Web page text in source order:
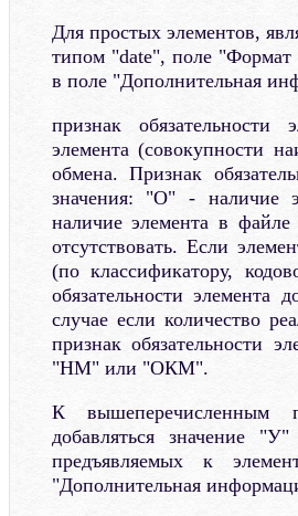
Для простых элементов,
типом "date", поле "Формат
в поле "Дополнительная
признак обязательности
элемента (совокупности
обмена. Признак
значения: "О" - наличие
наличие элемента в файле
отсутствовать. Если
(по классификатору,
обязательности
случае если количество
признак обязательности
"НМ" или "ОКМ".
К вышеперечисленным
добавляться значение
предъявляемых к
"Дополнительная